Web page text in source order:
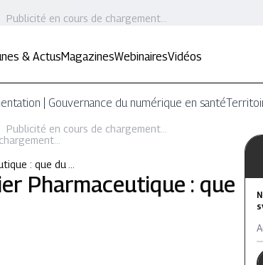
Publicité en cours de chargement...
& ActusMagazinesWebinairesVidéos
| Gouvernance du numérique en santé
Publicité en cours de chargement...
: que du …
Pharmaceutique : que